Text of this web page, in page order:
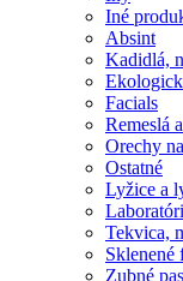
Iné
Absint
Kadidlá,
Facials
Remeslá
Orechy
Ostatné
Lyžice a
Tekvica,
Sklenené
Zubné